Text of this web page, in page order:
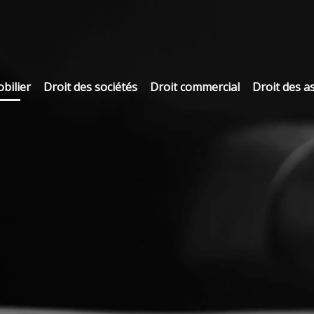
Droit des sociétés Droit commercial Droit des